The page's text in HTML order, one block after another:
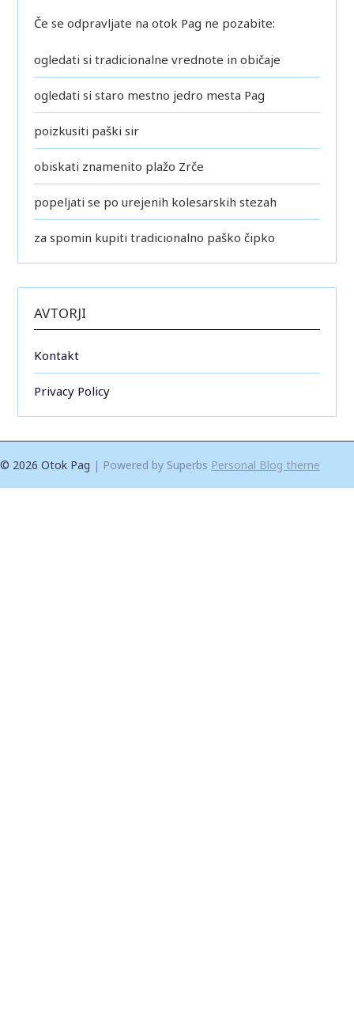
Če se odpravljate na otok Pag ne pozabite:
ogledati si tradicionalne vrednote in običaje
ogledati si staro mestno jedro mesta Pag
poizkusiti paški sir
obiskati znamenito plažo Zrče
popeljati se po urejenih kolesarskih stezah
za spomin kupiti tradicionalno paško čipko
AVTORJI
Kontakt
Privacy Policy
© 2026 Otok Pag | Powered by Superbs Personal Blog theme